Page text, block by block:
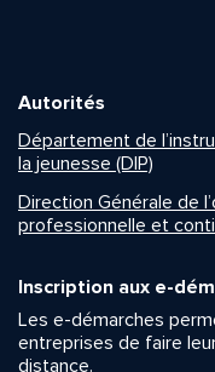
Autorités
Département de
la jeunesse (DIP)
Direction Générale de
professionnelle et
Inscription aux e-
Les e-démarches
entreprises de faire
distance.